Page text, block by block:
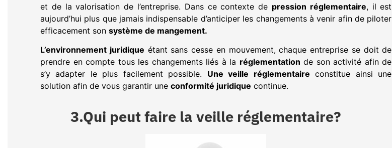
et de la valorisation de l’entreprise. Dans ce contexte de pression réglementaire, il est
aujourd’hui plus que jamais indispensable d’anticiper les changements à venir afin de piloter
efficacement son système de mangement.
L’environnement juridique étant sans cesse en mouvement, chaque entreprise se doit de
prendre en compte tous les changements liés à la réglementation de son activité afin de
s’y adapter le plus facilement possible. Une veille réglementaire constitue ainsi une
solution afin de vous garantir une conformité juridique continue.
3.Qui peut faire la veille réglementaire?